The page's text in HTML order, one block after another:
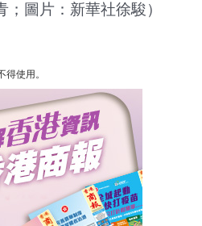
；圖片：新華社徐駿）
使用。